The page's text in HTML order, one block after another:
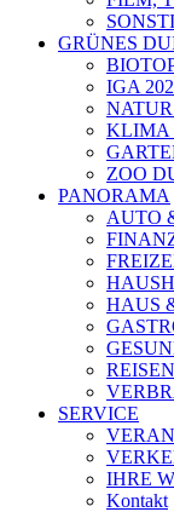
GRÜNES
IGA
KLIMA
ZOO
PANORAMA
AUTO
HAUS
REISEN
SERVICE
IHRE
Kontakt